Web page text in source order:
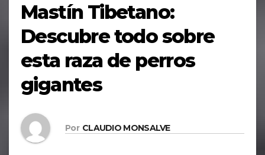
Mastín Tibetano:
Descubre todo sobre
esta raza de perros
gigantes
Por CLAUDIO MONSALVE